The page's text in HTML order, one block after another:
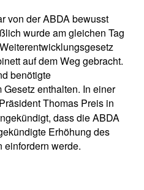
von der ABDA bewusst
wurde am gleichen Tag
auf dem Weg gebracht.
benötigte
enthalten. In einer
Thomas Preis in
dass die ABDA
Erhöhung des
einfordern werde.